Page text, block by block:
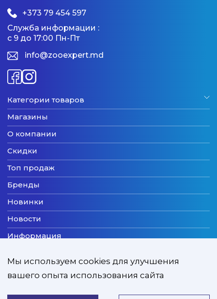
+373 79 454 597
Служба информации :
с 9 до 17:00 Пн-Пт
info@zooexpert.md
Категории товаров
Магазины
О компании
Скидки
Топ продаж
Бренды
Новинки
Новости
Информация
Мы используем cookies для улучшения
вашего опыта использования сайта